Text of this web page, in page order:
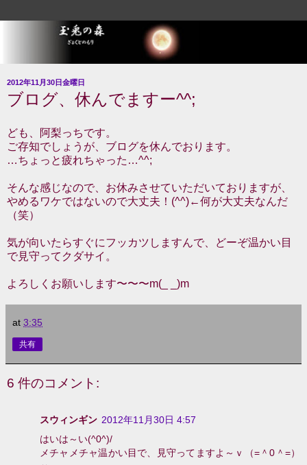
2012年11月30日金曜日
ブログ、休んでますー^^;
ども、阿梨っちです。
ご存知でしょうが、ブログを休んでおります。
…ちょっと疲れちゃった…^^;
そんな感じなので、お休みさせていただいておりますが、
やめるワケではないので大丈夫！(^^)←何が大丈夫なんだ
（笑）
気が向いたらすぐにフッカツしますんで、どーぞ温かい目
で見守ってクダサイ。
よろしくお願いします〜〜〜m(_ _)m
at 3:35
共有
6 件のコメント:
スウィンギン 2012年11月30日 4:57
はいは～い(^0^)/
メチャメチャ温かい目で、見守ってますよ～ｖ（=＾0＾=）